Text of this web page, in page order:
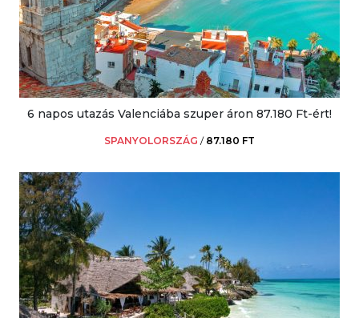
6 napos utazás Valenciába szuper áron 87.180 Ft-ért!
SPANYOLORSZÁG / 87.180 FT